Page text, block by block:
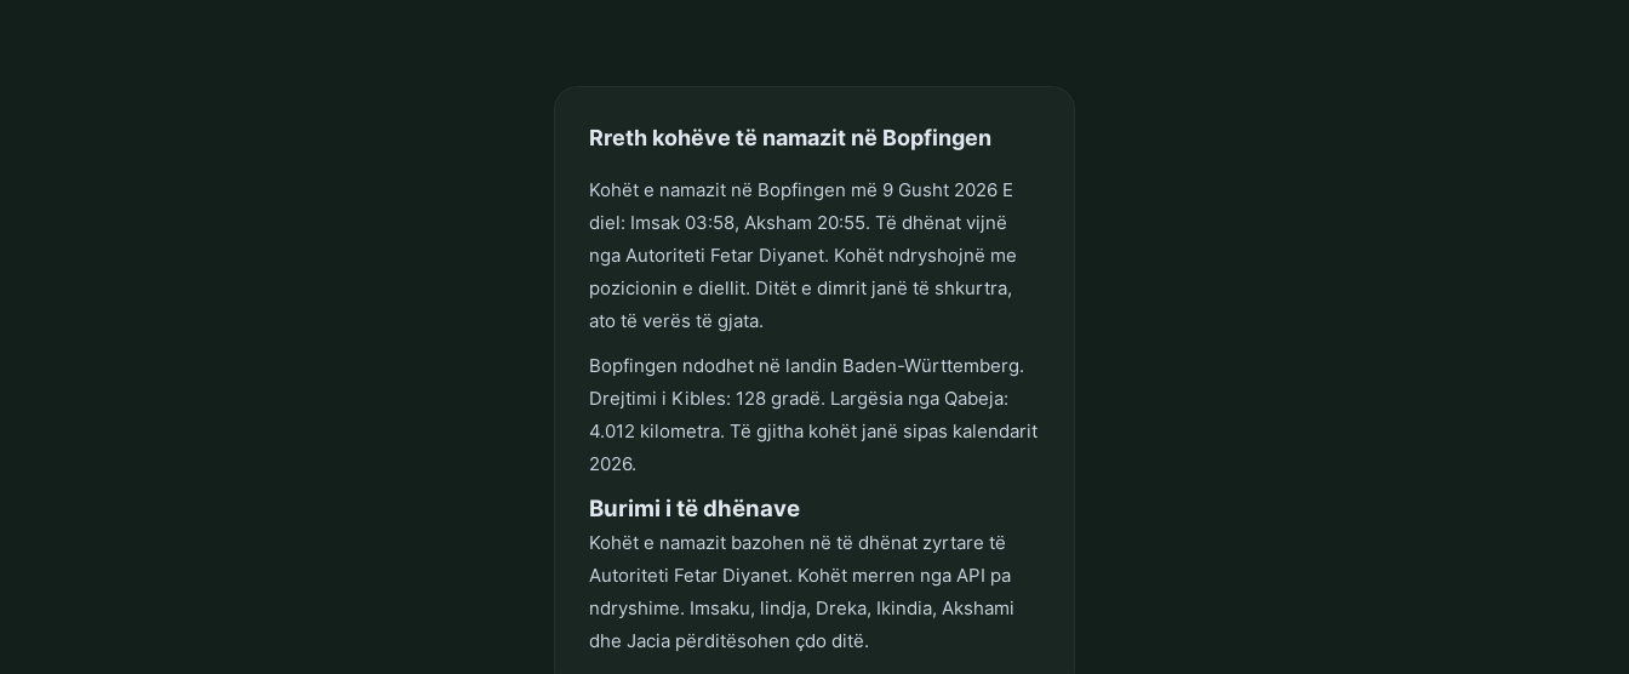
Rreth kohëve të namazit në Bopfingen
Kohët e namazit në Bopfingen më 9 Gusht 2026 E
diel: Imsak 03:58, Aksham 20:55. Të dhënat vijnë
nga Autoriteti Fetar Diyanet. Kohët ndryshojnë me
pozicionin e diellit. Ditët e dimrit janë të shkurtra,
ato të verës të gjata.
Bopfingen ndodhet në landin Baden-Württemberg.
Drejtimi i Kibles: 128 gradë. Largësia nga Qabeja:
4.012 kilometra. Të gjitha kohët janë sipas kalendarit
2026.
Burimi i të dhënave
Kohët e namazit bazohen në të dhënat zyrtare të
Autoriteti Fetar Diyanet. Kohët merren nga API pa
ndryshime. Imsaku, lindja, Dreka, Ikindia, Akshami
dhe Jacia përditësohen çdo ditë.